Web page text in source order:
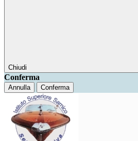
Chiudi
Conferma
Annulla Conferma